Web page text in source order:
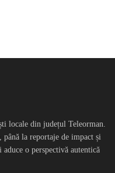
locale din județul Teleorman.
la reportaje de impact și
o perspectivă autentică